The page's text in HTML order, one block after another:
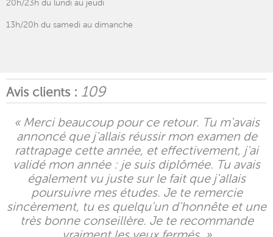
20h/23h du lundi au jeudi
13h/20h du samedi au dimanche
Avis clients : 109
« Merci beaucoup pour ce retour. Tu m'avais
annoncé que j'allais réussir mon examen de
rattrapage cette année, et effectivement, j'ai
validé mon année : je suis diplômée. Tu avais
également vu juste sur le fait que j'allais
poursuivre mes études. Je te remercie
sincèrement, tu es quelqu'un d'honnête et une
très bonne conseillère. Je te recommande